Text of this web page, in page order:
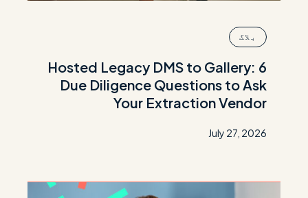
بلاگ
Hosted Legacy DMS to Gallery: 6
Due Diligence Questions to Ask
Your Extraction Vendor
July 27, 2026